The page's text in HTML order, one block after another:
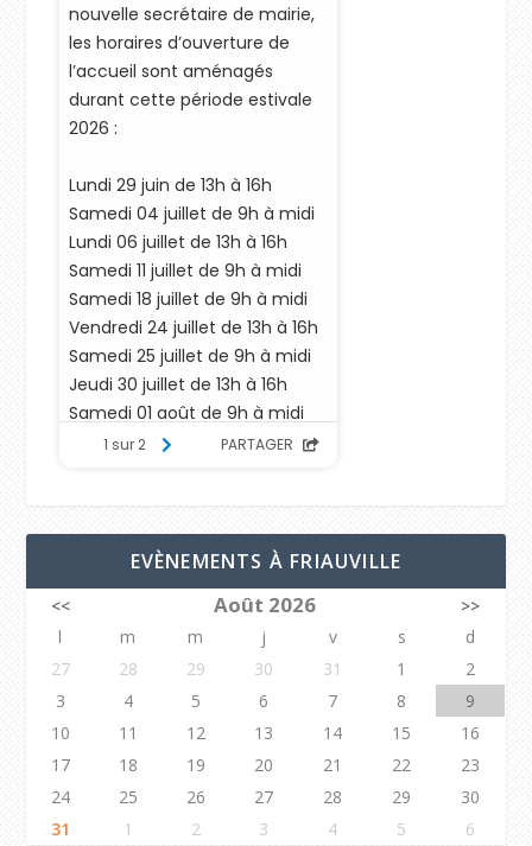
EVÈNEMENTS À FRIAUVILLE
<< Août 2026
>>
l
m m j v s
d
27
28 29 30 31 1
2
3
4 5 6 7 8
9
10
11 12 13 14 15
16
17
18 19 20 21 22
23
24
25 26 27 28 29
30
31
1 2 3 4 5 6